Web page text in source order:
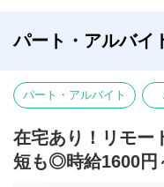
パート・アルバイ
パート・アルバイト
在宅あり！リモ
短も◎時給1600円